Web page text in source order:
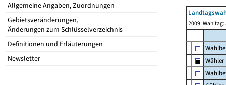
Allgemeine Angaben, Zuordnungen
Gebietsveränderungen,
Änderungen zum Schlüsselverzeichnis
Definitionen und Erläuterungen
Newsletter
2009: Wahltag:
Wähler